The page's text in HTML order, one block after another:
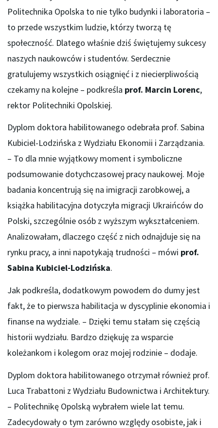
Politechnika Opolska to nie tylko budynki i laboratoria –
to przede wszystkim ludzie, którzy tworzą tę
społeczność. Dlatego właśnie dziś świętujemy sukcesy
naszych naukowców i studentów. Serdecznie
gratulujemy wszystkich osiągnięć i z niecierpliwością
czekamy na kolejne – podkreśla prof. Marcin Lorenc,
rektor Politechniki Opolskiej.
Dyplom doktora habilitowanego odebrała prof. Sabina
Kubiciel-Lodzińska z Wydziału Ekonomii i Zarządzania.
– To dla mnie wyjątkowy moment i symboliczne
podsumowanie dotychczasowej pracy naukowej. Moje
badania koncentrują się na imigracji zarobkowej, a
książka habilitacyjna dotyczyła migracji Ukraińców do
Polski, szczególnie osób z wyższym wykształceniem.
Analizowałam, dlaczego część z nich odnajduje się na
rynku pracy, a inni napotykają trudności – mówi prof.
Sabina Kubiciel-Lodzińska.
Jak podkreśla, dodatkowym powodem do dumy jest
fakt, że to pierwsza habilitacja w dyscyplinie ekonomia i
finanse na wydziale. – Dzięki temu stałam się częścią
historii wydziału. Bardzo dziękuję za wsparcie
koleżankom i kolegom oraz mojej rodzinie – dodaje.
Dyplom doktora habilitowanego otrzymał również prof.
Luca Trabattoni z Wydziału Budownictwa i Architektury.
– Politechnikę Opolską wybrałem wiele lat temu.
Zadecydowały o tym zarówno względy osobiste, jak i